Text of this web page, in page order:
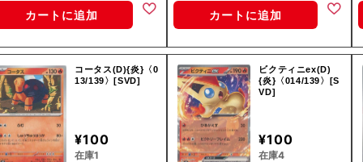
カートに追加 カートに追加
コータス(D){炎}〈0
13/139〉[SVD]
¥100
在庫1
ビクティニex(D)
{炎}〈014/139〉[S
VD]
¥100
在庫4